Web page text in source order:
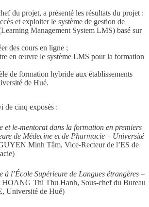
du projet, a présenté les résultats du projet :
et exploiter le système de gestion de
Management System LMS) basé sur
des cours en ligne ;
en œuvre le système LMS pour la formation
de formation hybride aux établissements
de Hué.
de cinq exposés :
et le-mentorat dans la formation en premiers
de Médecine et de Pharmacie – Université
Minh Tâm, Vice-Recteur de l’ES de
l’École Supérieure de Langues étrangères –
Thi Thu Hanh, Sous-chef du Bureau
Université de Hué)